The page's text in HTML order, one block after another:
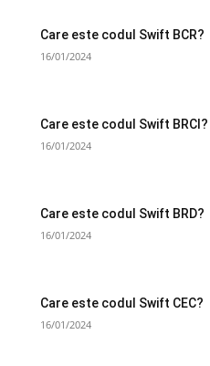
Care este codul Swift BCR?
16/01/2024
Care este codul Swift BRCI?
16/01/2024
Care este codul Swift BRD?
16/01/2024
Care este codul Swift CEC?
16/01/2024